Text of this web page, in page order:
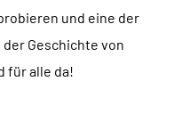
und eine der
Geschichte von
für alle da!